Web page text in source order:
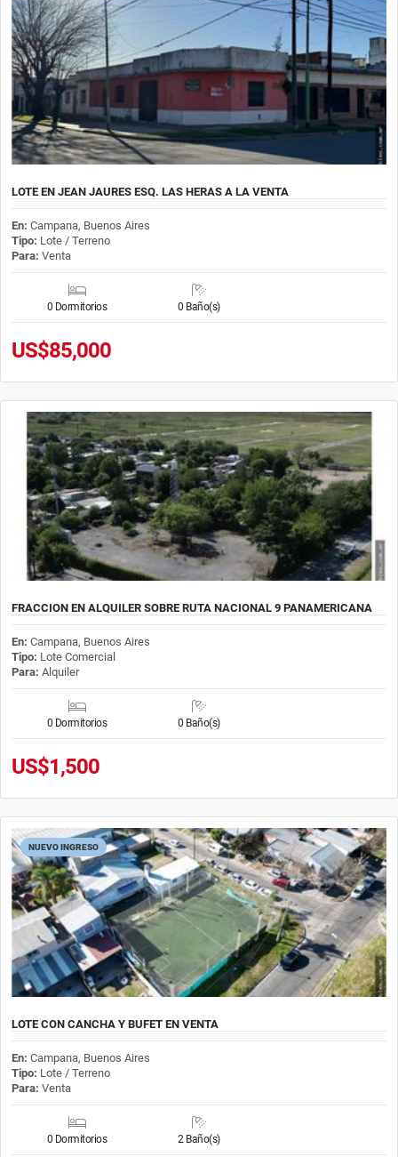
LOTE EN JEAN JAURES ESQ. LAS HERAS A LA VENTA
En: Campana, Buenos Aires
Tipo: Lote / Terreno
Para: Venta
0 Dormitorios 0 Baño(s)
US$85,000
FRACCION EN ALQUILER SOBRE RUTA NACIONAL 9 PANAMERICANA
En: Campana, Buenos Aires
Tipo: Lote Comercial
Para: Alquiler
0 Dormitorios 0 Baño(s)
US$1,500
NUEVO INGRESO
LOTE CON CANCHA Y BUFET EN VENTA
En: Campana, Buenos Aires
Tipo: Lote / Terreno
Para: Venta
0 Dormitorios 2 Baño(s)